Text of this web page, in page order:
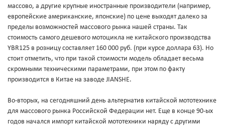
массово, а другие крупные иностранные производители (например,
европейские американские, японские) по цене выходят далеко за
пределы возможностей массового рынка нашей страны. Так
стоимость самого дешевого мотоцикла не китайского производства
YBR125 в розницу составляет 160 000 руб. (при курсе доллара 63). Но
стоит отметить, что при такой стоимости модель обладает весьма
скромными техническими параметрами, при этом по факту
производится в Китае на заводе JIANSHE.
Во-вторых, на сегодняшний день альтернатив китайской мототехнике
для массового рынка Российской Федерации нет. Еще в конце 90-ых
годов начался импорт китайской мототехники наряду с другими